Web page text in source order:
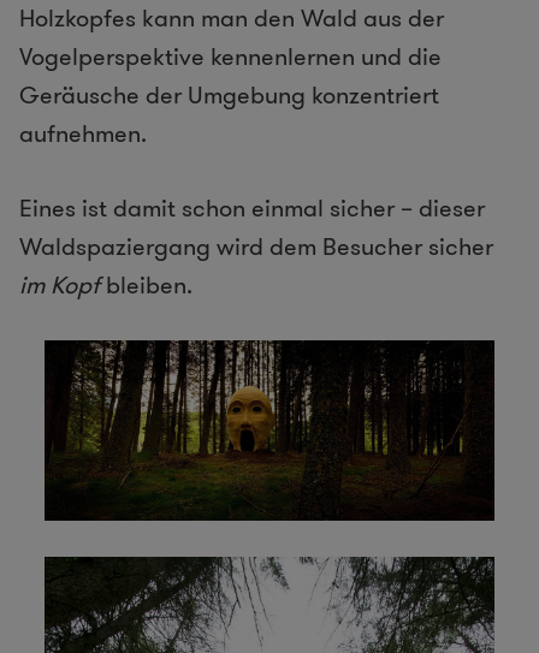
Holzkopfes kann man den Wald aus der
Vogelperspektive kennenlernen und die
Geräusche der Umgebung konzentriert
aufnehmen.
Eines ist damit schon einmal sicher – dieser
Waldspaziergang wird dem Besucher sicher
im Kopfbleiben.